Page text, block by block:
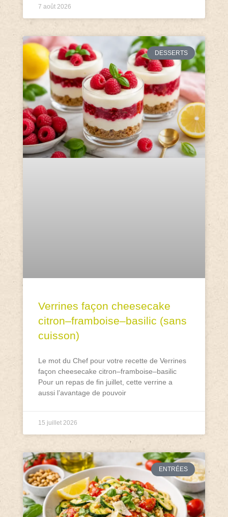
7 août 2026
DESSERTS
Verrines façon cheesecake
citron–framboise–basilic (sans
cuisson)
Le mot du Chef pour votre recette de Verrines
façon cheesecake citron–framboise–basilic
Pour un repas de fin juillet, cette verrine a
aussi l’avantage de pouvoir
15 juillet 2026
ENTRÉES